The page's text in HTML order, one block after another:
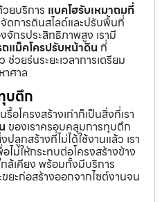
ยบริการ แบคโฮรับเหมาถมที่
ดการดินสไลด์และปรับพื้นที่
กรประสิทธิภาพสูง เรามี
แม็คโครปรับหน้าดิน ที่
ช่วยร่นระยะเวลาการเตรียม
ศาล
บตึก
อโครงสร้างเก่าก็เป็นสิ่งที่เรา
ของเราครอบคลุมการทุบตึก
ลูกสร้างที่ไม่ได้ใช้งานแล้ว เรา
ไม่ให้กระทบต่อโครงสร้างข้าง
ล้เคียง พร้อมทั้งมีบริการ
ยะก่อสร้างออกจากไซต์งานจน